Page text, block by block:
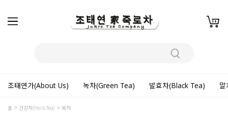
조태연가(About Us) 녹차(Green Tea) 발효차(Black Tea)
홈 건강차(Herb Tea) 쑥차